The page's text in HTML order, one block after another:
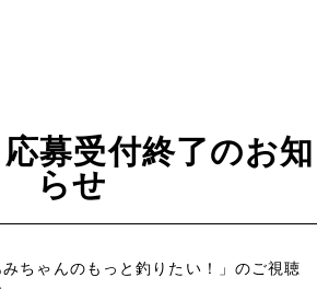
募受付終了のお知
らせ
ちゃんのもっと釣りたい！」のご視聴